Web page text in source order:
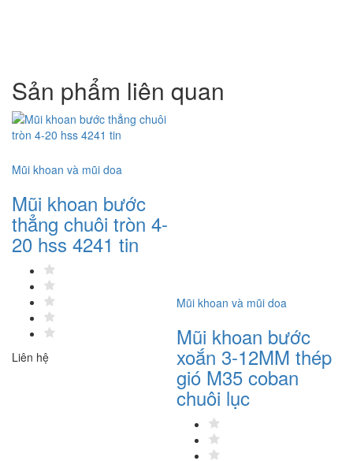
Sản phẩm liên quan
Mũi khoan và mũi doa
Mũi khoan bước
thẳng chuôi tròn 4-
20 hss 4241 tin
Liên hệ
Mũi khoan và mũi doa
Mũi khoan bước
xoắn 3-12MM thép
gió M35 coban
chuôi lục